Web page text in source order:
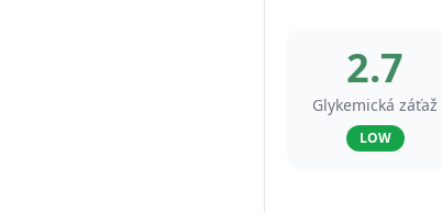
2.7
Glykemická záťaž
LOW